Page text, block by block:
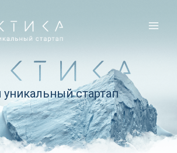
уникальный стартап